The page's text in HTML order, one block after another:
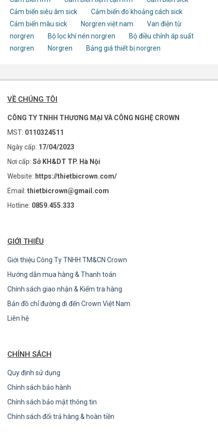
Cảm biến siêu âm sick
Cảm biến đo khoảng cách sick
Cảm biến màu sick
Norgren việt nam
Van điện từ
norgren
Bộ lọc khí nén norgren
Bộ điều chỉnh áp suất
norgren
Norgren Bảng giá thiết bị norgren
VỀ CHÚNG TÔI
CÔNG TY TNHH THƯƠNG MẠI VÀ CÔNG NGHỆ CROWN
MST: 0110324511
Ngày cấp: 17/04/2023
Nơi cấp: Sở KH&DT TP. Hà Nội
Website: https://thietbicrown.com/
Email: thietbicrown@gmail.com
Hotline: 0859.455.333
GIỚI THIỆU
Giới thiệu Công Ty TNHH TM&CN Crown
Hướng dẫn mua hàng & Thanh toán
Chính sách giao nhận & Kiểm tra hàng
Bản đồ chỉ đường đi đến Crown Việt Nam
Liên hệ
CHÍNH SÁCH
Quy định sử dụng
Chính sách bảo hành
Chính sách bảo mật thông tin
Chính sách đổi trả hàng & hoàn tiền